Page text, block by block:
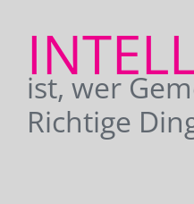
ist, wer
Richtige